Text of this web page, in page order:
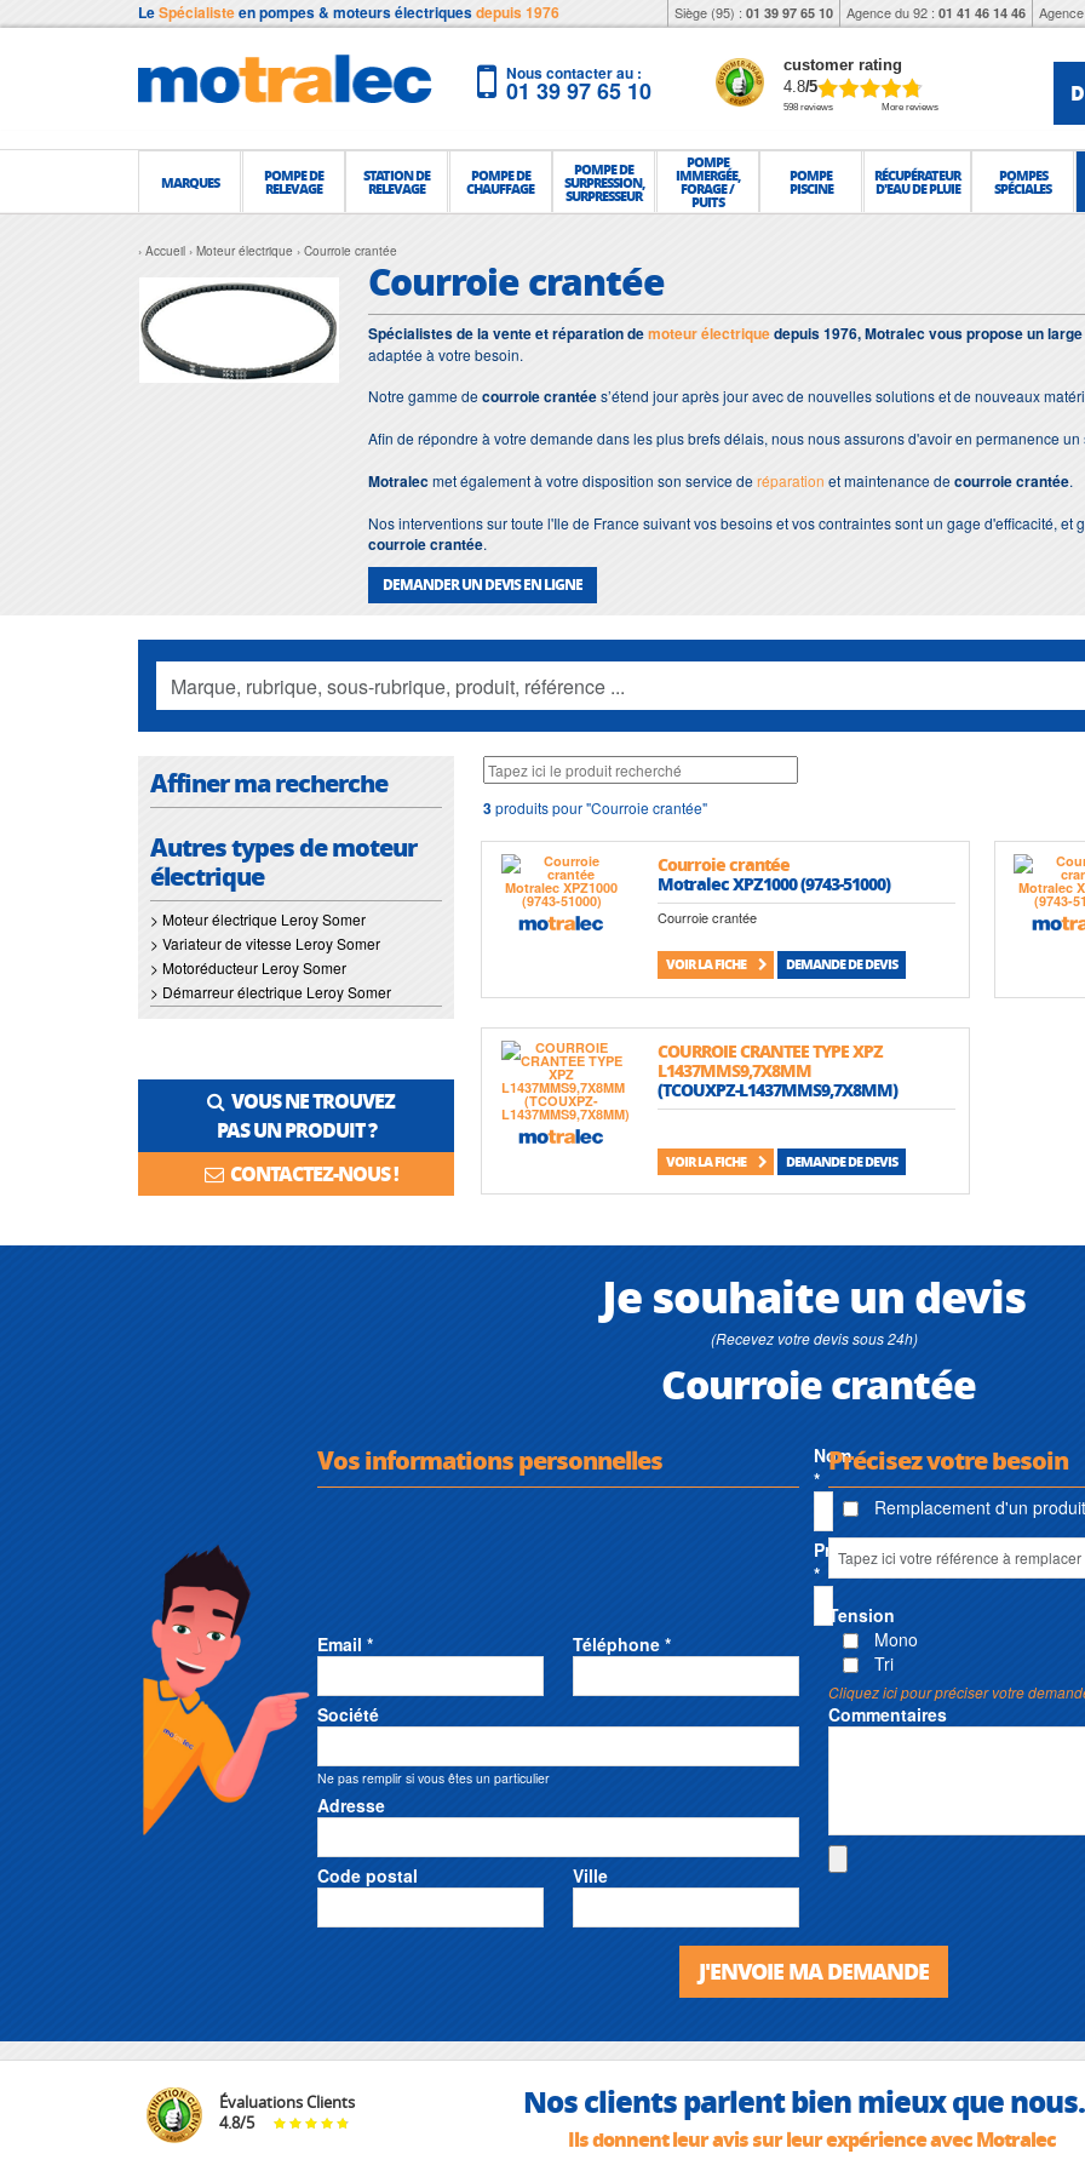
LeSpécialisteen pompes & moteurs électriquesdepuis 1976 Siège (95) : 01 39 97 65 10 Agence du 92 : 01 41 46 14 46
Nous contacter au :
01 39 97 65 10
customer rating
4.8/5
598 reviews More reviews
MARQUES POMPE DE
RELEVAGE
STATION DE
RELEVAGE
POMPE DE
CHAUFFAGE
POMPE DE
SURPRESSION,
SURPRESSEUR
POMPE
IMMERGÉE,
FORAGE /
PUITS
POMPE
PISCINE
RÉCUPÉRATEUR
D'EAU DE PLUIE
POMPES
SPÉCIALES
Accueil Moteur électrique Courroie crantée
Courroie crantée
Spécialistes de la vente et réparation demoteur électriquedepuis 1976, Motralec vous propose un
adaptée à votre besoin.
Notre gamme decourroie crantées’étend jour après jour avec de nouvelles solutions et de nouveaux
Afin de répondre à votre demande dans les plus brefs délais, nous nous assurons d'avoir en permanence
Motralecmet également à votre disposition son service deréparation et maintenance decourroie crantée.
Nos interventions sur toute l'Ile de France suivant vos besoins et vos contraintes sont un gage d'efficacité,
courroie crantée.
DEMANDER UN DEVIS EN LIGNE
Affiner ma recherche
Autres types de moteur
électrique
> Moteur électrique Leroy Somer
> Variateur de vitesse Leroy Somer
> Motoréducteur Leroy Somer
> Démarreur électrique Leroy Somer
VOUS NE TROUVEZ
PAS UN PRODUIT ?
CONTACTEZ-NOUS !
3produits pour "Courroie crantée"
Courroie crantée
Motralec XPZ1000 (9743-51000)
Courroie crantée
VOIR LA FICHE DEMANDE DE DEVIS
COURROIE CRANTEE TYPE XPZ
L1437MMS9,7X8MM
(TCOUXPZ-L1437MMS9,7X8MM)
VOIR LA FICHE DEMANDE DE DEVIS
Je souhaite un devis
(Recevez votre devis sous 24h)
Courroie crantée
Vos informations personnelles
Nom
*
Prénom
*
Email * Téléphone *
Société
Ne pas remplir si vous êtes un particulier
Adresse
Code postal Ville
Précisez votre besoin
Remplacement d'un
Tension
Mono
Tri
Cliquez ici pour préciser votre
Commentaires
J'ENVOIE MA DEMANDE
Évaluations Clients
4.8/5 Nos clients parlent bien mieux que
Ils donnent leur avis sur leur expérience avec Motralec